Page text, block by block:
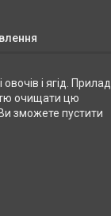
і ягід. Прилад
очищати цю
зможете пустити